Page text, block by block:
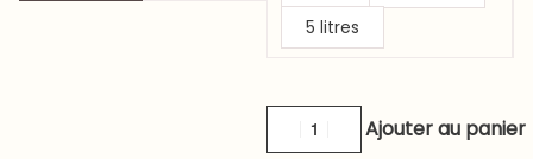
5 litres
Ajouter au panier